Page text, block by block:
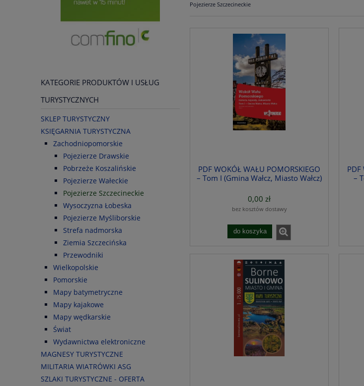
KATEGORIE PRODUKTÓW I USŁUG
TURYSTYCZNYCH
SKLEP TURYSTYCZNY
KSIĘGARNIA TURYSTYCZNA
Zachodniopomorskie
Pojezierze Drawskie
Pobrzeże Koszalińskie
Pojezierze Wałeckie
Pojezierze Szczecineckie
Wysoczyzna Łobeska
Pojezierze Myśliborskie
Strefa nadmorska
Ziemia Szczecińska
Przewodniki
Wielkopolskie
Pomorskie
Mapy batymetryczne
Mapy kajakowe
Mapy wędkarskie
Świat
Wydawnictwa elektroniczne
MAGNESY TURYSTYCZNE
MILITARIA WIATRÓWKI ASG
SZLAKI TURYSTYCZNE - OFERTA
Pojezierze Szczecineckie
PDF WOKÓŁ WAŁU POMORSKIEGO
– Tom I (Gmina Wałcz, Miasto Wałcz)
0,00 zł
bez kosztów dostawy
do koszyka
PDF
–